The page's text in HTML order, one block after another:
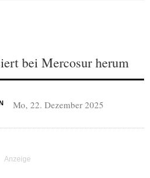
bei Mercosur herum
Mo, 22. Dezember 2025